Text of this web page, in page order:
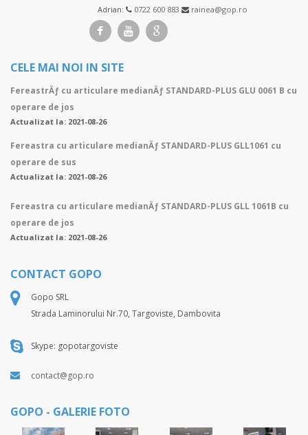
Adrian: 0722 600 883 rainea@gop.ro
CELE MAI NOI IN SITE
FereastrÄƒ cu articulare medianÄƒ STANDARD-PLUS GLU 0061 B cu
operare de jos
Actualizat la: 2021-08-26
Fereastra cu articulare medianÄƒ STANDARD-PLUS GLL1061 cu
operare de sus
Actualizat la: 2021-08-26
Fereastra cu articulare medianÄƒ STANDARD-PLUS GLL 1061B cu
operare de jos
Actualizat la: 2021-08-26
CONTACT GOPO
Gopo SRL
Strada Laminorului Nr.70, Targoviste, Dambovita
Skype: gopotargoviste
contact@gop.ro
GOPO - GALERIE FOTO